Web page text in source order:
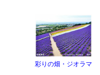
彩りの畑・ジオラマ